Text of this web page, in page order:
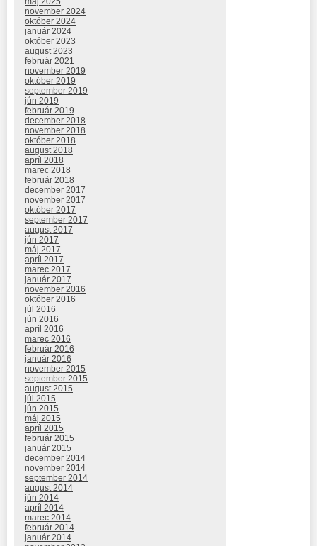
november 2024
október 2024
január 2024
október 2023
august 2023
február 2021
november 2019
október 2019
september 2019
jún 2019
február 2019
december 2018
november 2018
október 2018
august 2018
apríl 2018
marec 2018
február 2018
december 2017
november 2017
október 2017
september 2017
august 2017
jún 2017
máj 2017
apríl 2017
marec 2017
január 2017
november 2016
október 2016
júl 2016
jún 2016
apríl 2016
marec 2016
február 2016
január 2016
november 2015
september 2015
august 2015
júl 2015
jún 2015
máj 2015
apríl 2015
február 2015
január 2015
december 2014
november 2014
september 2014
august 2014
jún 2014
apríl 2014
marec 2014
február 2014
január 2014